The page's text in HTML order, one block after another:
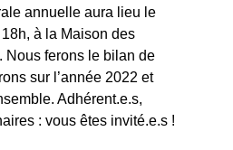
annuelle aura lieu le
à la Maison des
Nous ferons le bilan de
sur l’année 2022 et
Adhérent.e.s,
: vous êtes invité.e.s !